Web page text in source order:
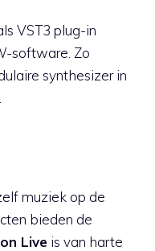
VST3 plug-in
software. Zo
synthesizer in
muziek op de
bieden de
Live is van harte